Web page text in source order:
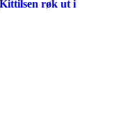
Kittilsen røk ut i